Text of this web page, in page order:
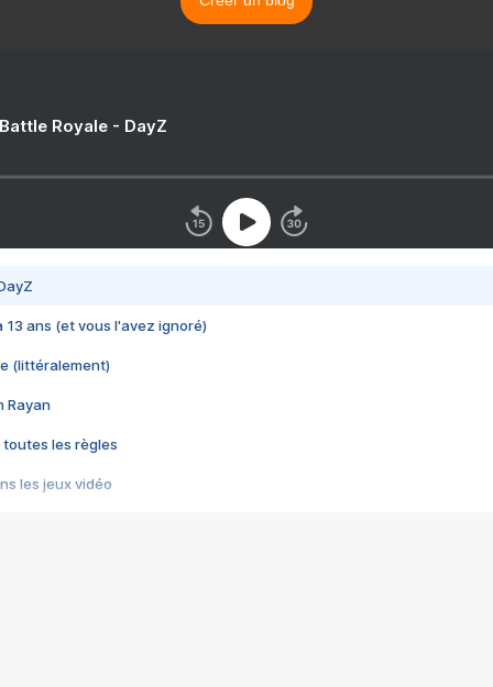
Royale - DayZ
13 ans (et vous l'avez ignoré)
(littéralement)
Rayan
toutes les règles
les jeux vidéo